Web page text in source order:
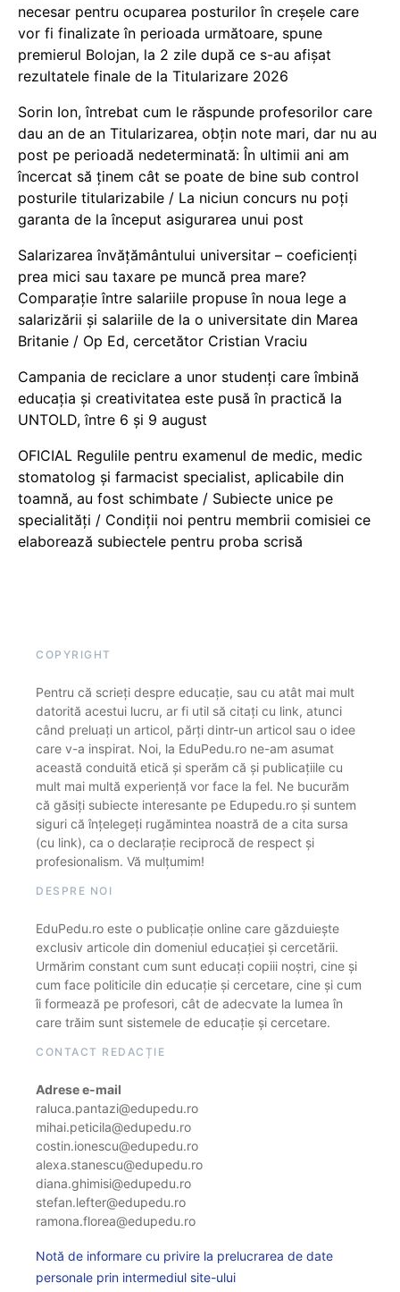
necesar pentru ocuparea posturilor în creșele care
vor fi finalizate în perioada următoare, spune
premierul Bolojan, la 2 zile după ce s-au afișat
rezultatele finale de la Titularizare 2026
Sorin Ion, întrebat cum le răspunde profesorilor care
dau an de an Titularizarea, obțin note mari, dar nu au
post pe perioadă nedeterminată: În ultimii ani am
încercat să ținem cât se poate de bine sub control
posturile titularizabile / La niciun concurs nu poți
garanta de la început asigurarea unui post
Salarizarea învățământului universitar – coeficienți
prea mici sau taxare pe muncă prea mare?
Comparație între salariile propuse în noua lege a
salarizării și salariile de la o universitate din Marea
Britanie / Op Ed, cercetător Cristian Vraciu
Campania de reciclare a unor studenți care îmbină
educația și creativitatea este pusă în practică la
UNTOLD, între 6 și 9 august
OFICIAL Regulile pentru examenul de medic, medic
stomatolog și farmacist specialist, aplicabile din
toamnă, au fost schimbate / Subiecte unice pe
specialități / Condiții noi pentru membrii comisiei ce
elaborează subiectele pentru proba scrisă
COPYRIGHT
Pentru că scrieți despre educație, sau cu atât mai mult
datorită acestui lucru, ar fi util să citați cu link, atunci
când preluați un articol, părți dintr-un articol sau o idee
care v-a inspirat. Noi, la EduPedu.ro ne-am asumat
această conduită etică și sperăm că și publicațiile cu
mult mai multă experiență vor face la fel. Ne bucurăm
că găsiți subiecte interesante pe Edupedu.ro și suntem
siguri că înțelegeți rugămintea noastră de a cita sursa
(cu link), ca o declarație reciprocă de respect și
profesionalism. Vă mulțumim!
DESPRE NOI
EduPedu.ro este o publicație online care găzduiește
exclusiv articole din domeniul educației și cercetării.
Urmărim constant cum sunt educați copiii noștri, cine și
cum face politicile din educație și cercetare, cine și cum
îi formează pe profesori, cât de adecvate la lumea în
care trăim sunt sistemele de educație și cercetare.
CONTACT REDACȚIE
Adrese e-mail
raluca.pantazi@edupedu.ro
mihai.peticila@edupedu.ro
costin.ionescu@edupedu.ro
alexa.stanescu@edupedu.ro
diana.ghimisi@edupedu.ro
stefan.lefter@edupedu.ro
ramona.florea@edupedu.ro
Notă de informare cu privire la prelucrarea de date
personale prin intermediul site-ului